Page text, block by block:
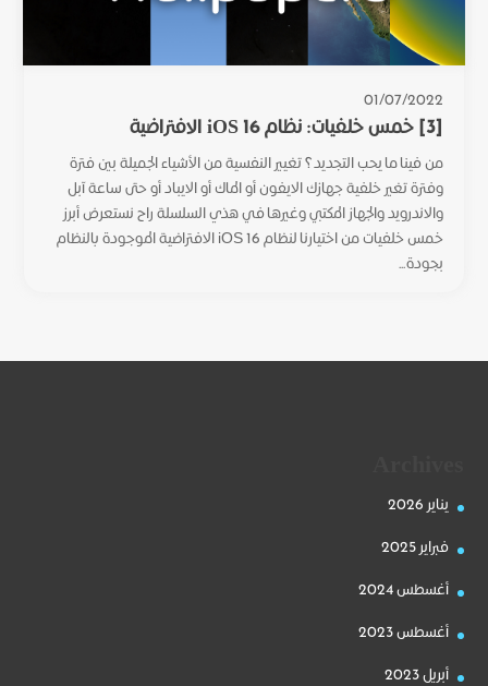
01/07/2022
[3] خمس خلفيات: نظام iOS 16 الافتراضية
من فينا ما يحب التجديد؟ تغيير النفسية من الأشياء الجميلة بين فترة
وفترة تغير خلفية جهازك الايفون أو الماك أو الايباد أو حتى ساعة آبل
والاندرويد والجهاز المكتبي وغيرها في هذي السلسلة راح نستعرض أبرز
خمس خلفيات من اختيارنا لنظام iOS 16 الافتراضية الموجودة بالنظام
بجودة...
يناير 2026
فبراير 2025
أغسطس 2024
أغسطس 2023
أبريل 2023